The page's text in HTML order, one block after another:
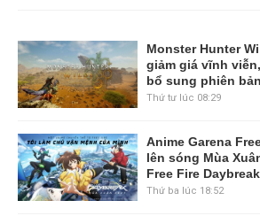
Monster Hunter
giảm giá vĩnh
bổ sung phiên
Thứ tư lúc 08:29
Anime Garena
lên sóng Mùa
Free Fire Daybreak
Thứ ba lúc 18:52